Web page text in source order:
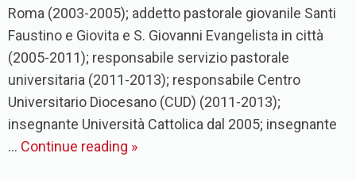
Roma (2003-2005); addetto pastorale giovanile Santi
Faustino e Giovita e S. Giovanni Evangelista in città
(2005-2011); responsabile servizio pastorale
universitaria (2011-2013); responsabile Centro
Universitario Diocesano (CUD) (2011-2013);
insegnante Università Cattolica dal 2005; insegnante
… Continue reading »